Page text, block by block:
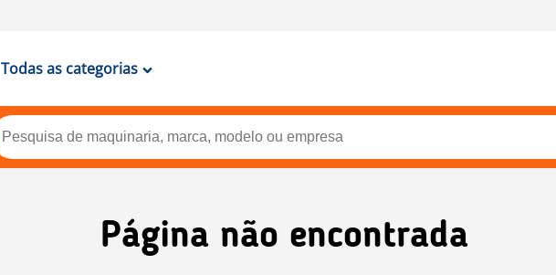
Todas as categorias
Página não encontrada